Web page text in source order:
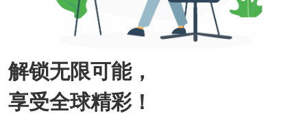
解锁无限可能，
享受全球精彩！